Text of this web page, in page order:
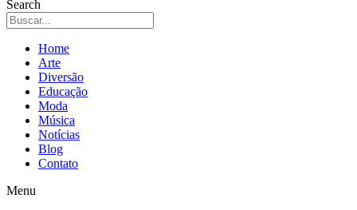
Search
Home
Arte
Diversão
Educação
Moda
Música
Notícias
Blog
Contato
Menu